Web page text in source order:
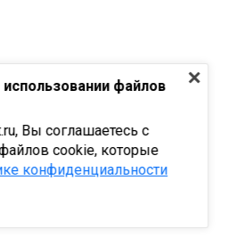
файлов
Вы соглашаетесь с
cookie, которые
конфиденциальности